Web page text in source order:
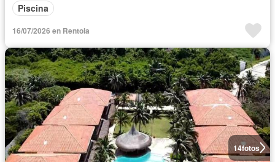
Piscina
16/07/2026 en Rentola
14fotos